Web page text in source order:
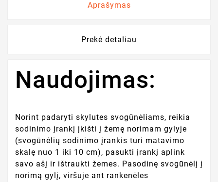
Aprašymas
Prekė detaliau
Naudojimas:
Norint padaryti skylutes svogūnėliams, reikia
sodinimo įrankį įkišti į žemę norimam gylyje
(svogūnėlių sodinimo įrankis turi matavimo
skalę nuo 1 iki 10 cm), pasukti įrankį aplink
savo ašį ir ištraukti žemes. Pasodinę svogūnėlį į
norimą gylį, viršuje ant rankenėles